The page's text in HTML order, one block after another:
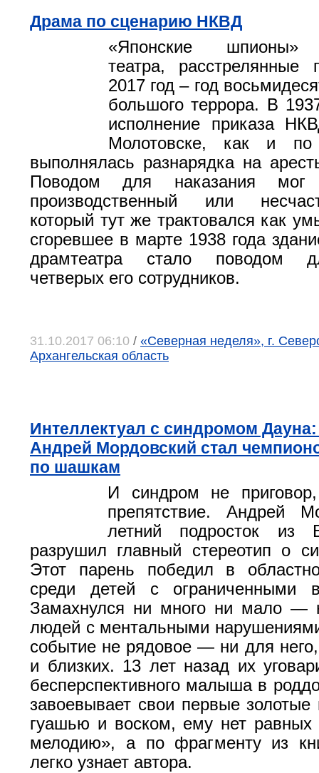
Драма по сценарию НКВД
«Японские шпионы»
театра, расстрелянные
2017 год – год
большого террора. В
исполнение приказа
Молотовске, как и по
выполнялась разнарядка на
Поводом для наказания
производственный или
который тут же трактовался как
сгоревшее в марте 1938 года
драмтеатра стало поводом
четверых его сотрудников.
31.10.2017 06:10 / «Северная неделя», г.
Архангельская область
Интеллектуал с синдромом
Андрей Мордовский стал
по шашкам
И синдром не
препятствие. Андрей
летний подросток из
разрушил главный стереотип о
Этот парень победил в
среди детей с ограниченными
Замахнулся ни много ни мало
людей с ментальными
событие не рядовое — ни для
и близких. 13 лет назад их
бесперспективного малыша в
завоевывает свои первые золотые
гуашью и воском, ему нет равных
мелодию», а по фрагменту из
легко узнает автора.